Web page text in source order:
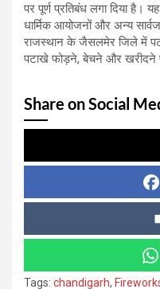
पर पूर्ण प्रतिबंध लगा दिया है।
धार्मिक आयोजनों और अन्य
राजस्थान के जैसलमेर जिले में
पटाखे फोड़ने, बेचने और खरीदने
Share on Social
Tags: chandigarh,